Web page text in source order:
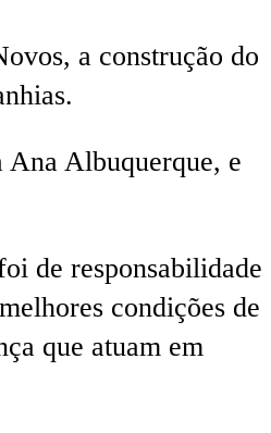
a construção do
Ana Albuquerque, e
de responsabilidade
condições de
que atuam em